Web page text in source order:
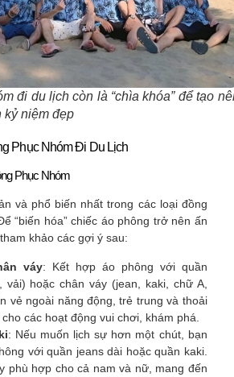
đi du lịch còn là “chìa khóa” để tạo
kỷ niệm đẹp
Phục Nhóm Đi Du Lịch
Phục Nhóm
và phổ biến nhất trong các loại đồng
“biến hóa” chiếc áo phông trở nên ấn
khảo các gợi ý sau:
váy: Kết hợp áo phông với quần
vải) hoặc chân váy (jean, kaki, chữ A,
vẻ ngoài năng động, trẻ trung và thoải
các hoạt động vui chơi, khám phá.
: Nếu muốn lịch sự hơn một chút, bạn
với quần jeans dài hoặc quần kaki.
phù hợp cho cả nam và nữ, mang đến